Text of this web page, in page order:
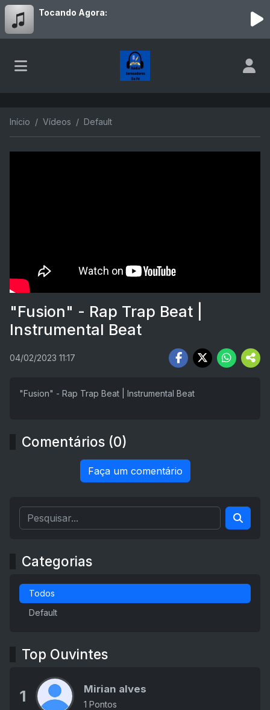
Tocando Agora:
Início Vídeos Default
"Fusion" - Rap Trap Beat |
Instrumental Beat
04/02/2023 11:17
"Fusion" - Rap Trap Beat | Instrumental Beat
Comentários (0)
Faça um comentário
Categorias
Todos
Default
Top Ouvintes
1 Mirian alves
1 Pontos